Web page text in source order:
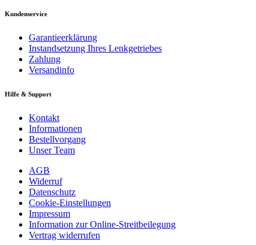
Kundenservice
Garantieerklärung
Instandsetzung Ihres Lenkgetriebes
Zahlung
Versandinfo
Hilfe & Support
Kontakt
Informationen
Bestellvorgang
Unser Team
AGB
Widerruf
Datenschutz
Cookie-Einstellungen
Impressum
Information zur Online-Streitbeilegung
Vertrag widerrufen